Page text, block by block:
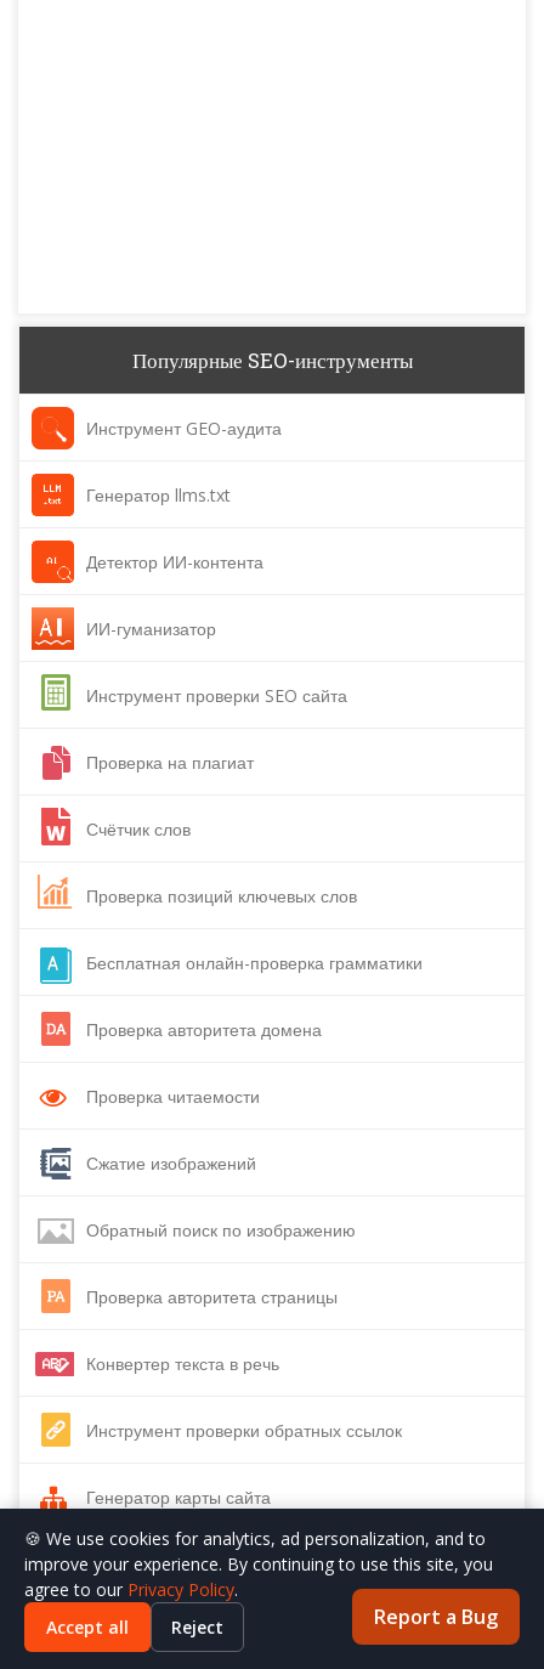
Популярные SEO-инструменты
Инструмент GEO-аудита
Генератор llms.txt
Детектор ИИ-контента
ИИ-гуманизатор
Инструмент проверки SEO сайта
Проверка на плагиат
Счётчик слов
Проверка позиций ключевых слов
Бесплатная онлайн-проверка грамматики
Проверка авторитета домена
Проверка читаемости
Сжатие изображений
Обратный поиск по изображению
Проверка авторитета страницы
Конвертер текста в речь
Инструмент проверки обратных ссылок
Генератор карты сайта
Генератор обратных ссылок
Проверка возраста домена
Report a Bug
🍪 We use cookies for analytics, ad personalization, and to
improve your experience. By continuing to use this site, you
agree to our Privacy Policy.
Accept all
Reject